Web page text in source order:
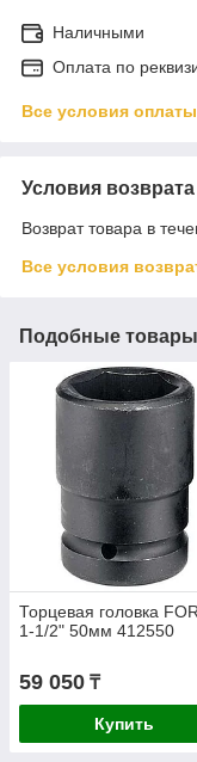
Наличными
Оплата по
Все условия оплаты
Условия возврата
Возврат товара в
Все условия
Подобные
Торцевая головка
1-1/2" 50мм 412550
59 050 ₸
Купить